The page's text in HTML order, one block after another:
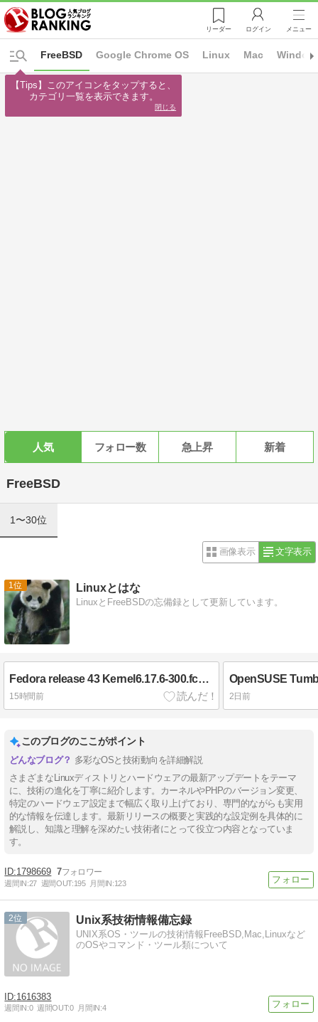
リーダー ログイン メニュー
FreeBSD Google Chrome OS Linux Mac
人気 フォロー数 急上昇 新着
FreeBSD
1〜30位
画像表示 文字表示
1 Linuxとはな
LinuxとFreeBSDの忘備録として更新しています。
Fedora release 43 Kernel6.17.6-300.fc43.x86_64 Update
15時間前 2日前
このブログのここがポイント
多彩なOSと技術動向を詳細解説
さまざまなLinuxディストリとハードウェアの最新アップデートをテーマ
に、技術の進化を丁寧に紹介します。カーネルやPHPのバージョン変更、
特定のハードウェア設定まで幅広く取り上げており、専門的ながらも実用
的な情報を伝達します。最新リリースの概要と実践的な設定例を具体的に
解説し、知識と理解を深めたい技術者にとって役立つ内容となっていま
す。
1798669 7
週間IN:27 週間OUT:195 月間IN:123
2 Unix系技術情報備忘録
UNIX系OS・ツールの技術情報FreeBSD,Mac,Linuxなど
のOSやコマンド・ツール類について
1616383
週間IN:0 週間OUT:0 月間IN:4
【Tips】このアイコンをタップすると、
カテゴリ一覧を表示できます。
閉じる